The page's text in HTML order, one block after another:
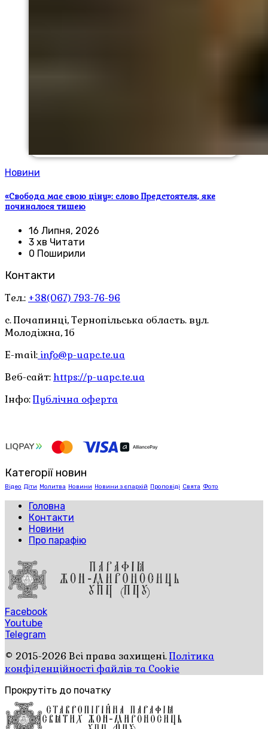
Новини
«Свобода має свою ціну»: слово Предстоятеля, яке
починалося тишею
16 Липня, 2026
3 хв Читати
0 Поширили
Контакти
Тел.: +38(067) 793-76-96
с. Почапинці, Тернопільська область. вул.
Молодіжна, 1б
E-mail: info@p-uapc.te.ua
Веб-сайт: https://p-uapc.te.ua
Інфо:Публічна оферта
Категорії новин
Відео Діти Молитва Новини Новини з єпархій Проповіді Свята Фото
Головна
Контакти
Новини
Про парафію
Facebook
Youtube
Telegram
© 2015-2026 Всі права захищені.Політика
конфіденційності файлів та Cookie
Прокрутіть до початку